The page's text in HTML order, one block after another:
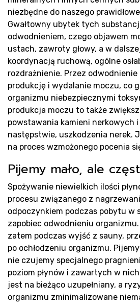
niezbędne do naszego
Gwałtowny ubytek tych
odwodnieniem, czego objawem
ustach, zawroty głowy, a w
koordynacją ruchową, ogólne
rozdrażnienie. Przez
produkcję i wydalanie moczu, co
organizmu niebezpiecznymi
produkcja moczu to także
powstawania kamieni nerkowych
następstwie, uszkodzenia nerek.
na proces wzmożonego pocenia
Pijemy mało, ale
Spożywanie niewielkich ilości
procesu związanego z
odpoczynkiem podczas pobytu w
zapobiec odwodnieniu
zatem podczas wyjść z sauny,
po ochłodzeniu organizmu.
nie czujemy specjalnego
poziom płynów i zawartych w
jest na bieżąco uzupełniany, a
organizmu zminimalizowane